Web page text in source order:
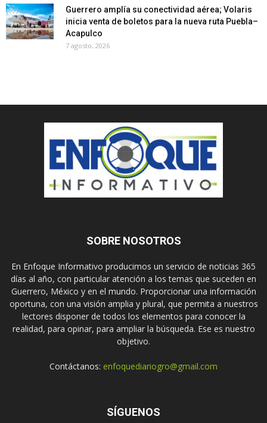
Guerrero amplía su conectividad aérea; Volaris
inicia venta de boletos para la nueva ruta Puebla–
Acapulco
7 agosto, 2026
SOBRE NOSOTROS
En Enfoque Informativo producimos un servicio de noticias 365
días al año, con particular atención a los temas que suceden en
Guerrero, México y en el mundo. Proporcionar una información
oportuna, con una visión amplia y plural, que permita a nuestros
lectores disponer de todos los elementos para conocer la
realidad, para opinar, para ampliar la búsqueda. Ese es nuestro
objetivo.
Contáctanos: enfoquediariogro@gmail.com
SÍGUENOS